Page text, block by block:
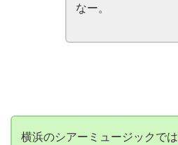
なー。
横浜のシアーミュージックでは